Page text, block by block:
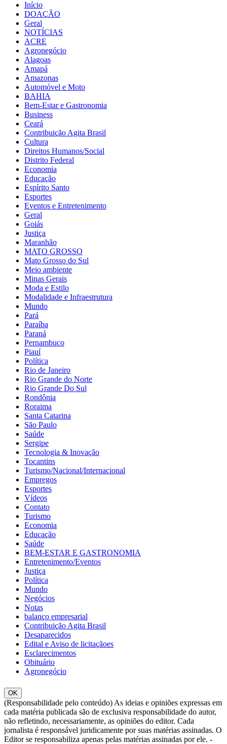
Início
DOAÇÃO
Geral
NOTÍCIAS
ACRE
Agronegócio
Alagoas
Amapá
Amazonas
Automóvel e Moto
BAHIA
Bem-Estar e Gastronomia
Business
Ceará
Contribuição Agita Brasil
Cultura
Direitos Humanos/Social
Distrito Federal
Economia
Educação
Espírito Santo
Esportes
Eventos e Entretenimento
Geral
Goiás
Justiça
Maranhão
MATO GROSSO
Mato Grosso do Sul
Meio ambiente
Minas Gerais
Moda e Estilo
Modalidade e Infraestrutura
Mundo
Pará
Paraíba
Paraná
Pernambuco
Piauí
Política
Rio de Janeiro
Rio Grande do Norte
Rio Grande Do Sul
Rondônia
Roraima
Santa Catarina
São Paulo
Saúde
Sergipe
Tecnologia & Inovação
Tocantins
Turismo/Nacional/Internacional
Empregos
Esportes
Vídeos
Contato
Turismo
Economia
Educação
Saúde
BEM-ESTAR E GASTRONOMIA
Entretenimento/Eventos
Justiça
Política
Mundo
Negócios
Notas
balanço empresarial
Contribuição Agita Brasil
Desaparecidos
Edital e Aviso de licitaçãoes
Esclarecimentos
Obituário
Agronegócio
OK
(Responsabilidade pelo conteúdo) As ideias e opiniões expressas em
cada matéria publicada são de exclusiva responsabilidade do autor,
não refletindo, necessariamente, as opiniões do editor. Cada
jornalista é responsável juridicamente por suas matérias assinadas. O
Editor se responsabiliza apenas pelas matérias assinadas por ele. -